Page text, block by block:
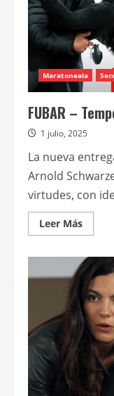
Maratoneala
FUBAR –
1 julio, 2025
La nueva
Arnold
virtudes, con
Leer MásLeer
más
FUBAR
–